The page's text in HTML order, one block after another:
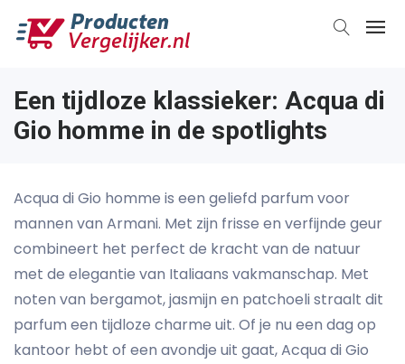
Een tijdloze klassieker: Acqua di
Gio homme in de spotlights
Acqua di Gio homme is een geliefd parfum voor
mannen van Armani. Met zijn frisse en verfijnde geur
combineert het perfect de kracht van de natuur
met de elegantie van Italiaans vakmanschap. Met
noten van bergamot, jasmijn en patchoeli straalt dit
parfum een tijdloze charme uit. Of je nu een dag op
kantoor hebt of een avondje uit gaat, Acqua di Gio